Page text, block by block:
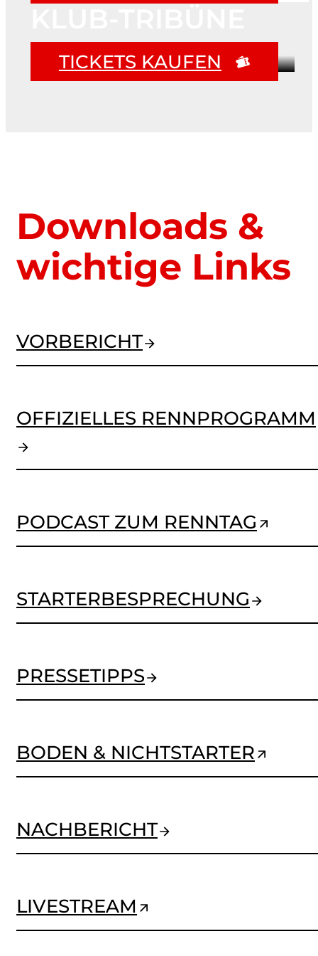
TICKETS KAUFEN
Downloads &
wichtige Links
VORBERICHT
OFFIZIELLES RENNPROGRAMM
PODCAST ZUM RENNTAG
STARTERBESPRECHUNG
PRESSETIPPS
BODEN & NICHTSTARTER
NACHBERICHT
LIVESTREAM